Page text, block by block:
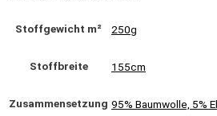
Stoffgewicht m² 250g
Stoffbreite 155cm
Zusammensetzung 95% Baumwolle, 5%